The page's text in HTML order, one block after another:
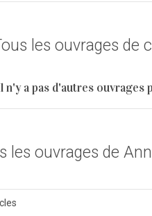
les ouvrages de
n'y a pas d'autres ouvrages
les ouvrages de